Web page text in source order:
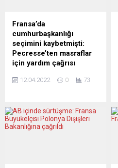
gösteriyor. Aradaki farkın az
olması, seçim yarışının
önümüzdeki günlerde daha
da kızışacağına işaret
ediyor....
Fransa’da
cumhurbaşkanlığı
seçimini kaybetmişti:
Pecresse’ten masraflar
için yardım çağrısı
seçimini oldukça düşük oy
Pecresse, seçim
kampanyası masraflarını
12.04.2022 0 73